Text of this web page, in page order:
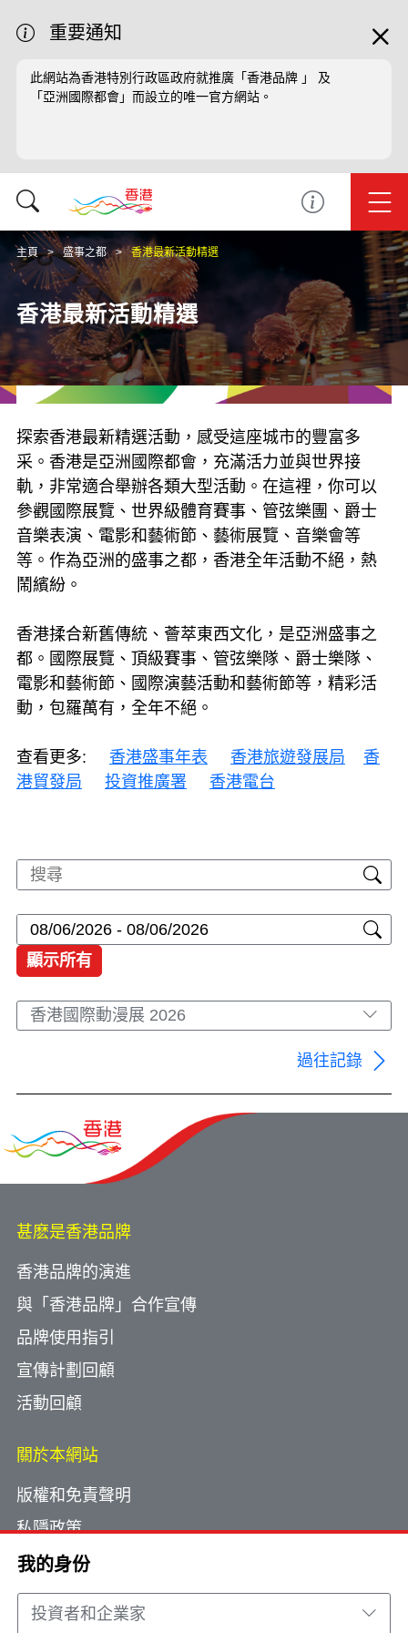
我的身份
投資者和企業家
重要通知
此網站為香港特別行政區政府就推廣「香港品牌 」 及
「亞洲國際都會」而設立的唯一官方網站。
主頁 盛事之都 香港最新活動精選
香港最新活動精選
探索香港最新精選活動，感受這座城市的豐富多
采。香港是亞洲國際都會，充滿活力並與世界接
軌，非常適合舉辦各類大型活動。在這裡，你可以
參觀國際展覽、世界級體育賽事、管弦樂團、爵士
音樂表演、電影和藝術節、藝術展覽、音樂會等
等。作為亞洲的盛事之都，香港全年活動不絕，熱
鬧繽紛。
香港揉合新舊傳統、薈萃東西文化，是亞洲盛事之
都。國際展覽、頂級賽事、管弦樂隊、爵士樂隊、
電影和藝術節、國際演藝活動和藝術節等，精彩活
動，包羅萬有，全年不絕。
查看更多: 香港盛事年表 香港旅遊發展局
香
港貿發局
投資推廣署 香港電台
顯示所有
香港國際動漫展 2026
過往記錄
甚麽是香港品牌
香港品牌的演進
與「香港品牌」合作宣傳
品牌使用指引
宣傳計劃回顧
活動回顧
關於本網站
版權和免責聲明
私隱政策
使用小型文字檔案
網頁指南
聯絡我們